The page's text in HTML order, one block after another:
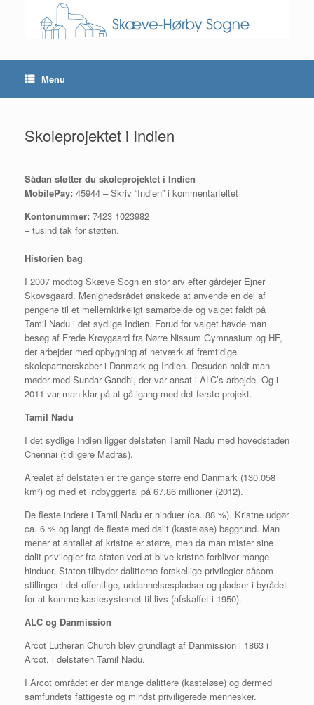
Menu
Skoleprojektet i Indien
Sådan støtter du skoleprojektet i Indien
MobilePay: 45944 – Skriv “Indien” i kommentarfeltet
Kontonummer: 7423 1023982
– tusind tak for støtten.
Historien bag
I 2007 modtog Skæve Sogn en stor arv efter gårdejer Ejner
Skovsgaard. Menighedsrådet ønskede at anvende en del af
pengene til et mellemkirkeligt samarbejde og valget faldt på
Tamil Nadu i det sydlige Indien. Forud for valget havde man
besøg af Frede Krøygaard fra Nørre Nissum Gymnasium og HF,
der arbejder med opbygning af netværk af fremtidige
skolepartnerskaber i Danmark og Indien. Desuden holdt man
møder med Sundar Gandhi, der var ansat i ALC’s arbejde. Og i
2011 var man klar på at gå igang med det første projekt.
Tamil Nadu
I det sydlige Indien ligger delstaten Tamil Nadu med hovedstaden
Chennai (tidligere Madras).
Arealet af delstaten er tre gange større end Danmark (130.058
km²) og med et indbyggertal på 67,86 millioner (2012).
De fleste indere i Tamil Nadu er hinduer (ca. 88 %). Kristne udgør
ca. 6 % og langt de fleste med dalit (kasteløse) baggrund. Man
mener at antallet af kristne er større, men da man mister sine
dalit-privilegier fra staten ved at blive kristne forbliver mange
hinduer. Staten tilbyder dalitterne forskellige privilegier såsom
stillinger i det offentlige, uddannelsespladser og pladser i byrådet
for at komme kastesystemet til livs (afskaffet i 1950).
ALC og Danmission
Arcot Lutheran Church blev grundlagt af Danmission i 1863 i
Arcot, i delstaten Tamil Nadu.
I Arcot området er der mange dalittere (kasteløse) og dermed
samfundets fattigeste og mindst priviligerede mennesker.